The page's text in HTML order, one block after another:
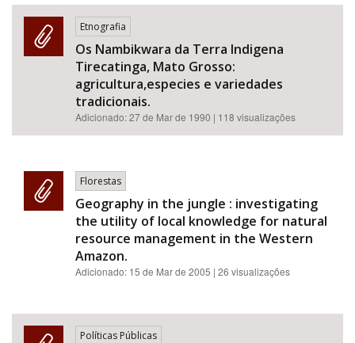
Etnografia
Os Nambikwara da Terra Indigena
Tirecatinga, Mato Grosso:
agricultura,especies e variedades
tradicionais.
Adicionado:27 de Mar de 1990 | 118 visualizações
Florestas
Geography in the jungle : investigating
the utility of local knowledge for natural
resource management in the Western
Amazon.
Adicionado: 15 de Mar de 2005 | 26 visualizações
Políticas Públicas